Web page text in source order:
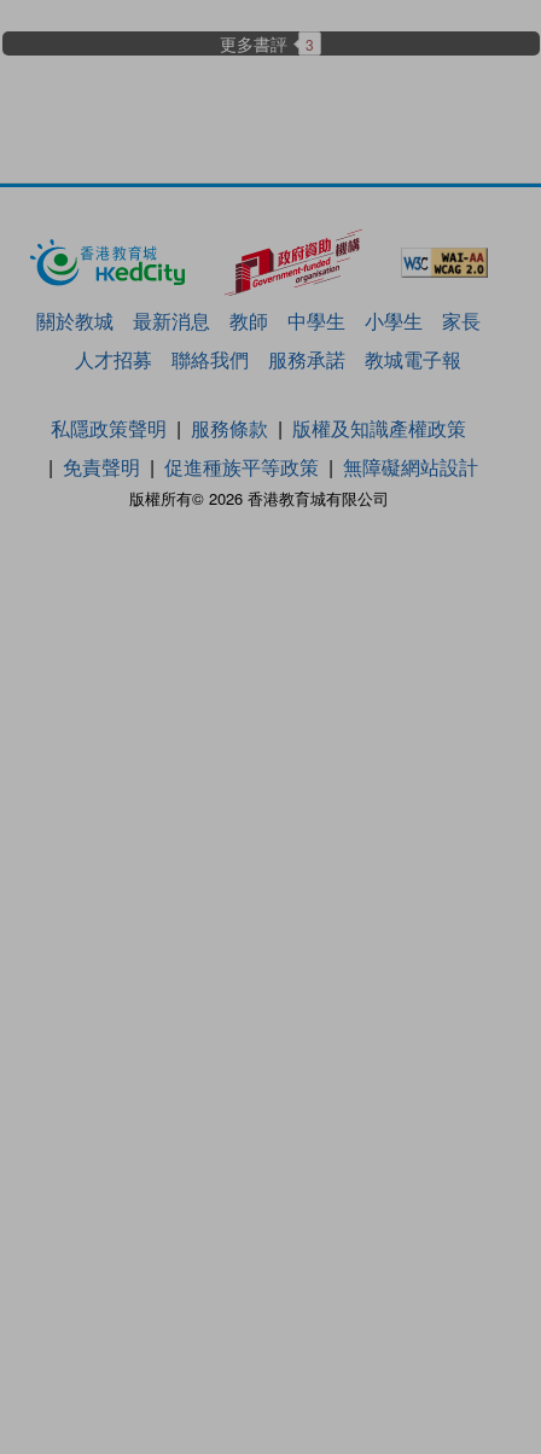
更多書評 3
關於教城 最新消息 教師 中學生 小學生
家長
人才招募
聯絡我們 服務承諾 教城電子報
版權所有© 2026 香港教育城有限公司
私隱政策聲明 服務條款
版權及知識產權政策
免責聲明
促進種族平等政策 無障礙網站設計